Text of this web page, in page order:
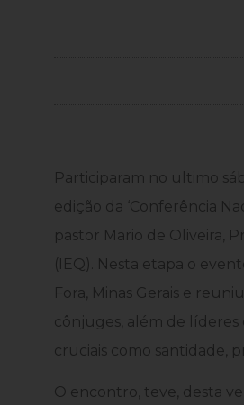
Participaram no ultimo
edição da ‘Conferência
pastor Mario de Oliveira,
(IEQ). Nesta etapa o
Fora, Minas Gerais e
cônjuges, além de líderes
cruciais como santidade,
O encontro, teve, desta